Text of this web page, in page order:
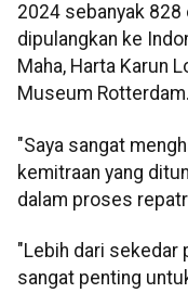
2024 sebanyak 828
dipulangkan ke
Maha, Harta Karun
Museum Rotterdam.
"Saya sangat
kemitraan yang
dalam proses
"Lebih dari sekedar
sangat penting